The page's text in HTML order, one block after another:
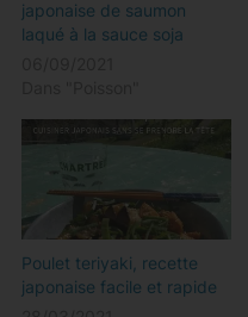
japonaise de saumon
laqué à la sauce soja
Poulet teriyaki, recette
japonaise facile et rapide